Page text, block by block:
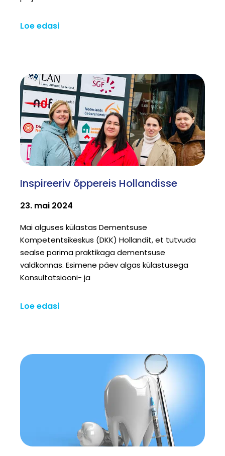
Loe edasi
Inspireeriv õppereis Hollandisse
23. mai 2024
Mai alguses külastas Dementsuse
Kompetentsikeskus (DKK) Hollandit, et tutvuda
sealse parima praktikaga dementsuse
valdkonnas. Esimene päev algas külastusega
Konsultatsiooni- ja
Loe edasi